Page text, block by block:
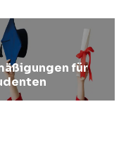
für